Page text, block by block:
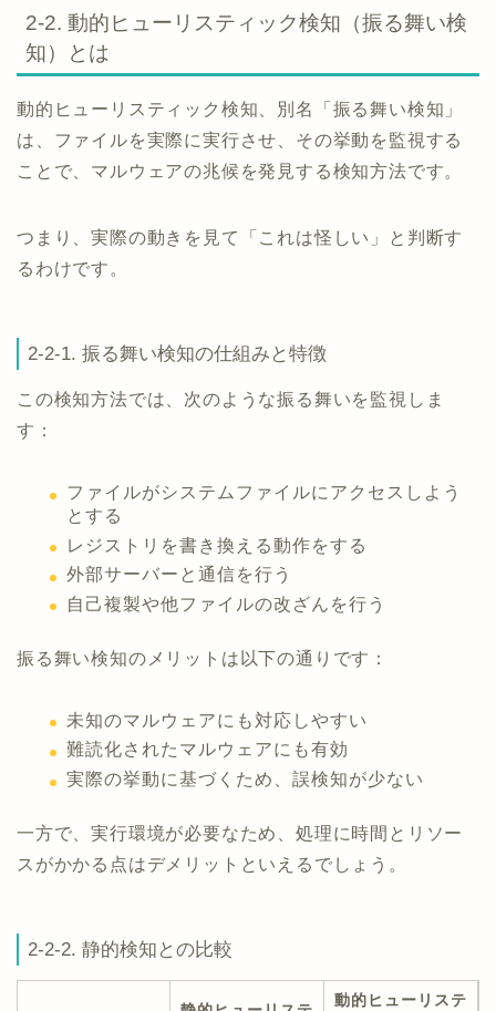
2-2. 動的ヒューリスティック検知（振る舞い検
知）とは
動的ヒューリスティック検知、別名「振る舞い検知」
は、ファイルを実際に実行させ、その挙動を監視する
ことで、マルウェアの兆候を発見する検知方法です。
つまり、実際の動きを見て「これは怪しい」と判断す
るわけです。
2-2-1. 振る舞い検知の仕組みと特徴
この検知方法では、次のような振る舞いを監視しま
す：
ファイルがシステムファイルにアクセスしよう
とする
レジストリを書き換える動作をする
外部サーバーと通信を行う
自己複製や他ファイルの改ざんを行う
振る舞い検知のメリットは以下の通りです：
未知のマルウェアにも対応しやすい
難読化されたマルウェアにも有効
実際の挙動に基づくため、誤検知が少ない
一方で、実行環境が必要なため、処理に時間とリソー
スがかかる点はデメリットといえるでしょう。
2-2-2. 静的検知との比較
動的ヒューリステ